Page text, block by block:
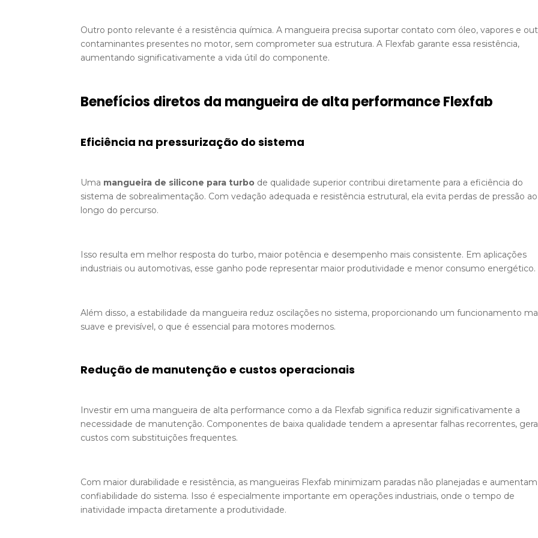
Outro ponto relevante é a resistência química. A mangueira precisa suportar contato com óleo, vapores e
contaminantes presentes no motor, sem comprometer sua estrutura. A Flexfab garante essa resistência,
aumentando significativamente a vida útil do componente.
Benefícios diretos da mangueira de alta performance Flexfab
Eficiência na pressurização do sistema
Uma mangueira de silicone para turbo de qualidade superior contribui diretamente para a eficiência do
sistema de sobrealimentação. Com vedação adequada e resistência estrutural, ela evita perdas de pressão ao
longo do percurso.
Isso resulta em melhor resposta do turbo, maior potência e desempenho mais consistente. Em aplicações
industriais ou automotivas, esse ganho pode representar maior produtividade e menor consumo energético.
Além disso, a estabilidade da mangueira reduz oscilações no sistema, proporcionando um funcionamento
suave e previsível, o que é essencial para motores modernos.
Redução de manutenção e custos operacionais
Investir em uma mangueira de alta performance como a da Flexfab significa reduzir significativamente a
necessidade de manutenção. Componentes de baixa qualidade tendem a apresentar falhas recorrentes,
custos com substituições frequentes.
Com maior durabilidade e resistência, as mangueiras Flexfab minimizam paradas não planejadas e
confiabilidade do sistema. Isso é especialmente importante em operações industriais, onde o tempo de
inatividade impacta diretamente a produtividade.